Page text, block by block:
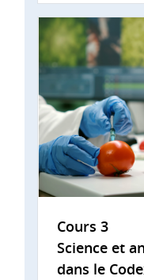
Cours 3
Science et
dans le